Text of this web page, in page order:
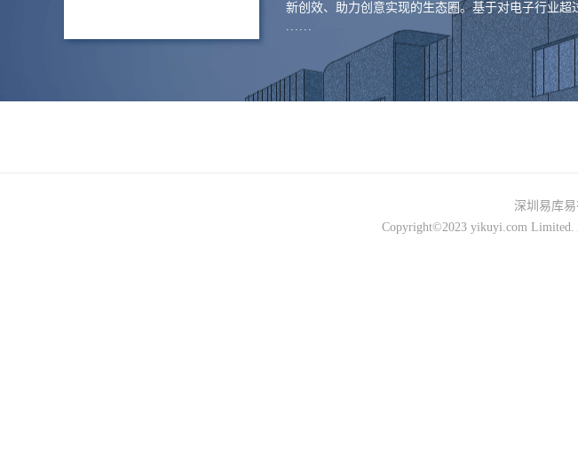
新创效、助力创意实现的生态圈。基于对电子行业
下资源组合，提供包含创意孵化、技术支持、工程
电子元器件授权分销商，拥有超过三十年专业分销
处，专注于智能电视、电力电子、智能触控、安防
......
深圳易库
Copyright©2023 yikuyi.com Limited.